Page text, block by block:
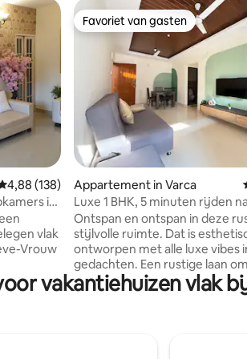
beoordeling van 4,88 op 5, 138
4,88 (138)
in
vlak
Vrouw
en ga
naar
Favoriet van gasten
Favoriet van gasten
Appartement in Varca
Luxe 1 BHK, 5 minuten rijden
strand
Ontspan en ontspan in deze
stijlvolle ruimte. Dat is
ontworpen met alle luxe vibes
gedachten. Een rustige laan
door groen en tegenover een
sterrenhotel. Het
keuken, kun je gemakkelijk
vakantiehuizen vlak